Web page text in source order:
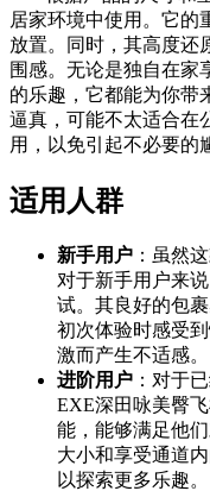
居家环境中使用。它的
放置。同时，其高度还
围感。无论是独自在家
的乐趣，它都能为你带
逼真，可能不太适合在
用，以免引起不必要的
适用人群
新手用户 ：虽然
对于新手用户来
试。其良好的包
初次体验时感受
激而产生不适感。
进阶用户 ：对于
EXE深田咏美臀
能，能够满足他
大小和享受通道
以探索更多乐趣。